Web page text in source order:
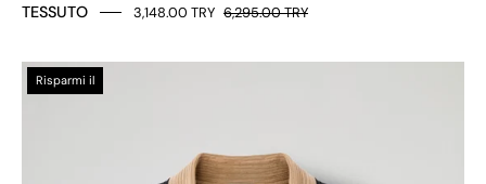
TESSUTO
3,148.00 TRY 6,295.00 TRY
Risparmi il